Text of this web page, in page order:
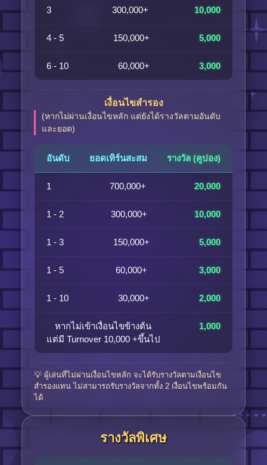
3 300,000+ 10,000
4 - 5 150,000+ 5,000
6 - 10 60,000+ 3,000
เงื่อนไขสำรอง
(หากไม่ผ่านเงื่อนไขหลัก แต่ยังได้รางวัลตามอันดับ
และยอด)
อันดับ ยอดเทิร์นสะสม รางวัล (คูปอง)
1 700,000+ 20,000
1 - 2 300,000+ 10,000
1 - 3 150,000+ 5,000
1 - 5 60,000+ 3,000
1 - 10 30,000+ 2,000
หากไม่เข้าเงื่อนไขข้างต้น
แต่มี Turnover 10,000 +ขึ้นไป
1,000
💡 ผู้เล่นที่ไม่ผ่านเงื่อนไขหลัก จะได้รับรางวัลตามเงื่อนไข
สำรองแทน ไม่สามารถรับรางวัลจากทั้ง 2 เงื่อนไขพร้อมกัน
ได้
รางวัลพิเศษ